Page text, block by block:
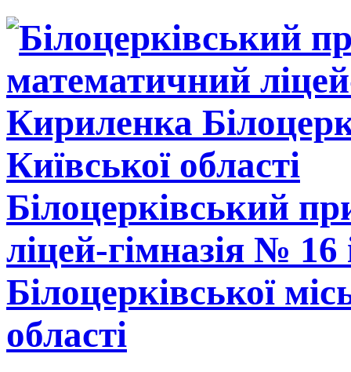
Білоцерківський
ліцей-гімназія №
Білоцерківської
області